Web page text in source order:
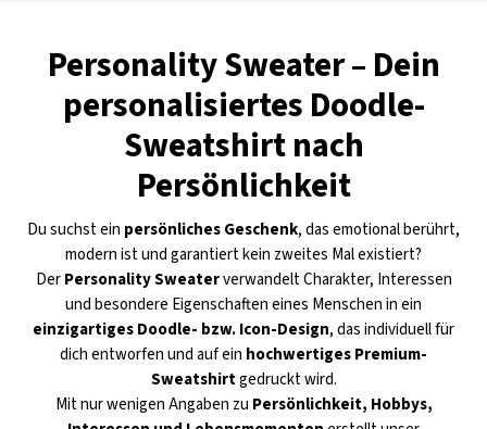
Personality Sweater – Dein
personalisiertes Doodle-
Sweatshirt nach
Persönlichkeit
Du suchst ein persönliches Geschenk, das emotional berührt,
modern ist und garantiert kein zweites Mal existiert?
DerPersonality Sweaterverwandelt Charakter, Interessen
und besondere Eigenschaften eines Menschen in ein
einzigartiges Doodle- bzw. Icon-Design, das individuell für
dich entworfen und auf ein hochwertiges Premium-
Sweatshirtgedruckt wird.
Mit nur wenigen Angaben zu Persönlichkeit, Hobbys,